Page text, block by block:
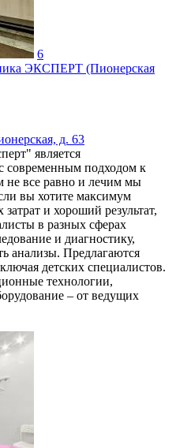
6
ЭКСПЕРТ (Пионерская
д. 63
является
современным подходом к
не все равно и лечим мы
вы хотите максимум
и хороший результат,
в разных сферах
и диагностику,
анализы. Предлагаются
детских специалистов.
технологии,
– от ведущих